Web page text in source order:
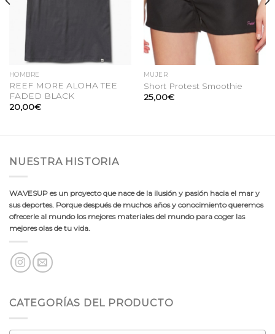
HOMBRE
REEF MORE ALOHA TEE
FADED BLACK
20,00€
MUJER
Short Protest Smoothie
25,00€
NUESTRA HISTORIA
WAVESUP es un proyecto que nace de la ilusión y pasión hacia el mar y
sus deportes. Porque después de muchos años y conocimiento queremos
ofrecerle al mundo los mejores materiales del mundo para coger las
mejores olas de tu vida.
CATEGORÍAS DEL PRODUCTO